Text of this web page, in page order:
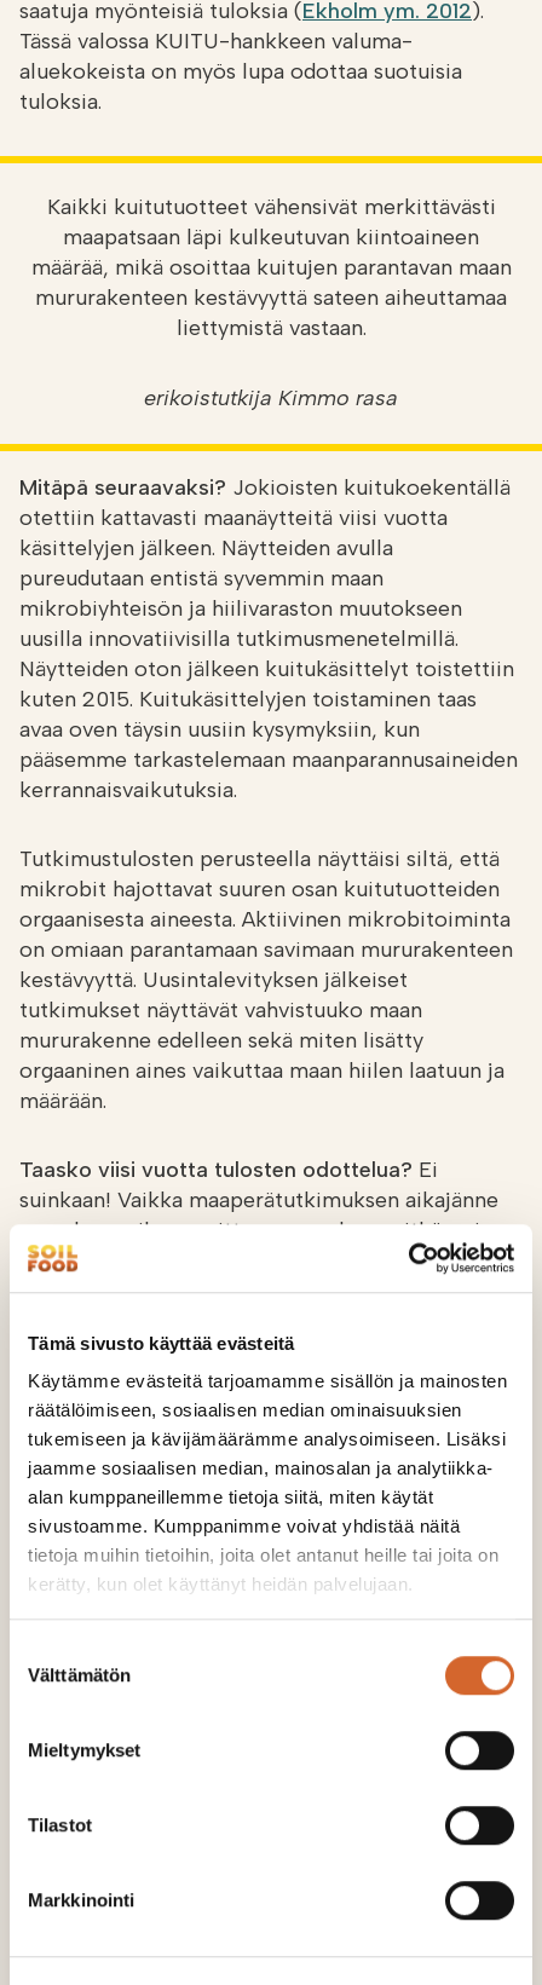
Tämä sivusto käyttää evästeitä
Käytämme evästeitä tarjoamamme sisällön ja mainosten
räätälöimiseen, sosiaalisen median ominaisuuksien
tukemiseen ja kävijämäärämme analysoimiseen. Lisäksi
jaamme sosiaalisen median, mainosalan ja analytiikka-
alan kumppaneillemme tietoja siitä, miten käytät
sivustoamme. Kumppanimme voivat yhdistää näitä
tietoja muihin tietoihin, joita olet antanut heille tai joita on
kerätty, kun olet käyttänyt heidän palvelujaan.
valinta
Välttämätön
Mieltymykset
Tilastot
Markkinointi
saatuja myönteisiä tuloksia (Ekholm ym. 2012).
Tässä valossa KUITU-hankkeen valuma-
aluekokeista on myös lupa odottaa suotuisia
tuloksia.
Kaikki kuitutuotteet vähensivät merkittävästi
maapatsaan läpi kulkeutuvan kiintoaineen
määrää, mikä osoittaa kuitujen parantavan maan
mururakenteen kestävyyttä sateen aiheuttamaa
liettymistä vastaan.
erikoistutkija Kimmo rasa
Mitäpä seuraavaksi? Jokioisten kuitukoekentällä
otettiin kattavasti maanäytteitä viisi vuotta
käsittelyjen jälkeen. Näytteiden avulla
pureudutaan entistä syvemmin maan
mikrobiyhteisön ja hiilivaraston muutokseen
uusilla innovatiivisilla tutkimusmenetelmillä.
Näytteiden oton jälkeen kuitukäsittelyt toistettiin
kuten 2015. Kuitukäsittelyjen toistaminen taas
avaa oven täysin uusiin kysymyksiin, kun
pääsemme tarkastelemaan maanparannusaineiden
kerrannaisvaikutuksia.
Tutkimustulosten perusteella näyttäisi siltä, että
mikrobit hajottavat suuren osan kuitutuotteiden
orgaanisesta aineesta. Aktiivinen mikrobitoiminta
on omiaan parantamaan savimaan mururakenteen
kestävyyttä. Uusintalevityksen jälkeiset
tutkimukset näyttävät vahvistuuko maan
mururakenne edelleen sekä miten lisätty
orgaaninen aines vaikuttaa maan hiilen laatuun ja
määrään.
Taasko viisi vuotta tulosten odottelua? Ei
suinkaan! Vaikka maaperätutkimuksen aikajänne
on nykymaailman mittapuun mukaan pitkä, eri
tutkimusryhmien työt tuottavat uusia tuloksia
vuosittain. Metsäteollisuuden orgaanisten
hengen mukaisesti liittyy myös moninaisia
tieteiden välisiä ja yhteiskunnallisia ulottuvuuksia.
Etenkin orgaanisten maanparannusaineiden
vaikutus maan hiilivaraston suuruuteen on
tutkimusaihe, joka vaatii eri tieteenalojen
osaamisen yhdistämistä ja uusien
tutkimusmenetelmien käyttöönottoa.
Tutkimustulokset eivät jää vain tutkijoiden
koostetaan kuluvan vuoden aikana kuitutietoutta
viljelijäoppaan muotoon. Pysytään siis kuulolla.
Blogikirjoitus on julkaisu ensimmäisen kerran